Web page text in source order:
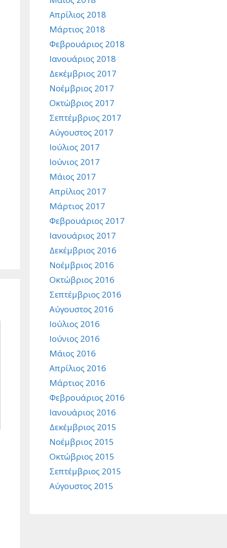
Απρίλιος 2018
Μάρτιος 2018
Φεβρουάριος 2018
Ιανουάριος 2018
Δεκέμβριος 2017
Νοέμβριος 2017
Οκτώβριος 2017
Σεπτέμβριος 2017
Αύγουστος 2017
Ιούλιος 2017
Ιούνιος 2017
Μάιος 2017
Απρίλιος 2017
Μάρτιος 2017
Φεβρουάριος 2017
Ιανουάριος 2017
Δεκέμβριος 2016
Νοέμβριος 2016
Οκτώβριος 2016
Σεπτέμβριος 2016
Αύγουστος 2016
Ιούλιος 2016
Ιούνιος 2016
Μάιος 2016
Απρίλιος 2016
Μάρτιος 2016
Φεβρουάριος 2016
Ιανουάριος 2016
Δεκέμβριος 2015
Νοέμβριος 2015
Οκτώβριος 2015
Σεπτέμβριος 2015
Αύγουστος 2015